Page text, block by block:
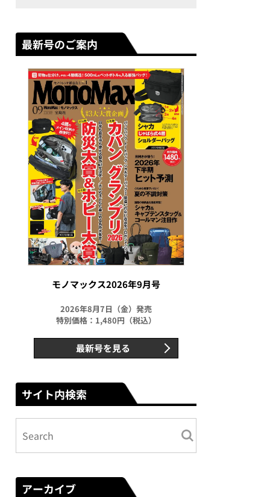
最新号のご案内
モノマックス2026年9月号
2026年8月7日（金）発売
特別価格：1,480円（税込）
最新号を見る
サイト内検索
アーカイブ